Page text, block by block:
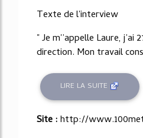
Texte de l'interview
" Je m'’appelle Laure, j’ai
direction. Mon travail
LIRE LA SUITE
Site :http://